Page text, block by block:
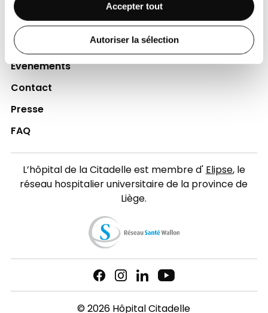
Accepter tout
Autoriser la sélection
Accès collaborateurs et médecins Citadelle
(Extranet)
Actualités
Événements
Contact
Presse
FAQ
L’hôpital de la Citadelle est membre d'Elipse, le
réseau hospitalier universitaire de la province de
Liège.
© 2026 Hôpital Citadelle